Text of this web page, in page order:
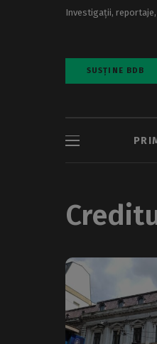
Investigații,
SUSȚINE BDB